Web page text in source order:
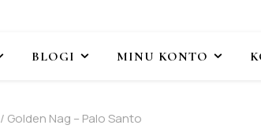
BLOGI MINU KONTO
/ Golden Nag – Palo Santo